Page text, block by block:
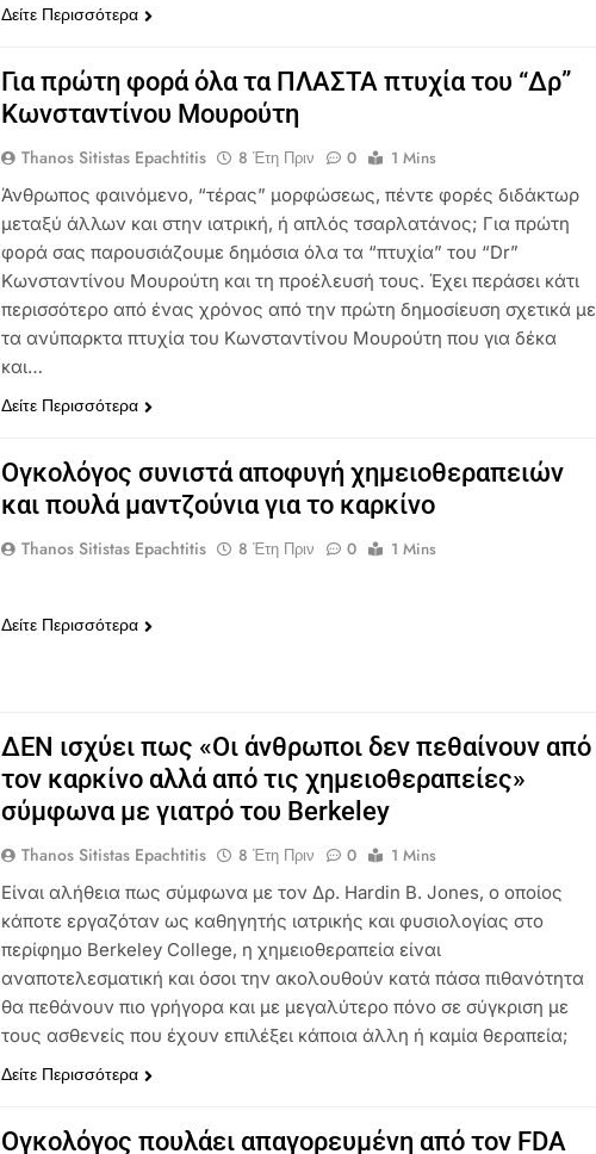
Δείτε Περισσότερα
Για πρώτη φορά όλα τα ΠΛΑΣΤΑ πτυχία του “Δρ”
Κωνσταντίνου Μουρούτη
Thanos Sitistas Epachtitis 8 Έτη Πριν 0
1 Mins
Άνθρωπος φαινόμενο, “τέρας” μορφώσεως, πέντε φορές διδάκτωρ
μεταξύ άλλων και στην ιατρική, ή απλός τσαρλατάνος; Για πρώτη
φορά σας παρουσιάζουμε δημόσια όλα τα “πτυχία” του “Dr”
Κωνσταντίνου Μουρούτη και τη προέλευσή τους. Έχει περάσει κάτι
περισσότερο από ένας χρόνος από την πρώτη δημοσίευση σχετικά με
τα ανύπαρκτα πτυχία του Κωνσταντίνου Μουρούτη που για δέκα
και…
Δείτε Περισσότερα
Ογκολόγος συνιστά αποφυγή χημειοθεραπειών
και πουλά μαντζούνια για το καρκίνο
Thanos Sitistas Epachtitis 8 Έτη Πριν 0 1 Mins
Δείτε Περισσότερα
ΔΕΝ ισχύει πως «Οι άνθρωποι δεν πεθαίνουν από
τον καρκίνο αλλά από τις χημειοθεραπείες»
σύμφωνα με γιατρό του Berkeley
Thanos Sitistas Epachtitis 8 Έτη Πριν 0
1 Mins
Είναι αλήθεια πως σύμφωνα με τον Δρ. Hardin B. Jones, ο οποίος
κάποτε εργαζόταν ως καθηγητής ιατρικής και φυσιολογίας στο
περίφημο Berkeley College, η χημειοθεραπεία είναι
αναποτελεσματική και όσοι την ακολουθούν κατά πάσα πιθανότητα
θα πεθάνουν πιο γρήγορα και με μεγαλύτερο πόνο σε σύγκριση με
τους ασθενείς που έχουν επιλέξει κάποια άλλη ή καμία θεραπεία;
Δείτε Περισσότερα
Ογκολόγος πουλάει απαγορευμένη από τον FDA